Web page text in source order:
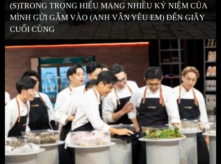
(S)TRONG TRỌNG HIẾU MANG NHIỀU KỶ NIỆM CỦA
MÌNH GỬI GẮM VÀO (ANH VẪN YÊU EM) ĐẾN GIÂY
CUỐI CÙNG